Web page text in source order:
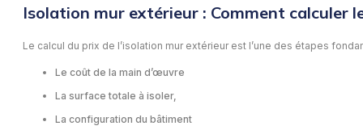
Isolation mur extérieur : Comment calculer
Le calcul du prix de l’isolation mur extérieur est l’une des étapes
Le coût de la main d’œuvre
La surface totale à isoler,
La configuration du bâtiment